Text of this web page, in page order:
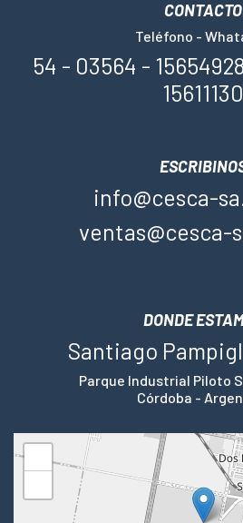
CONTACTO
Teléfono -
54 - 03564 -
15611130
info@cesca-
ventas@cesca-
DONDE
Santiago
Parque Industrial Piloto
Córdoba -